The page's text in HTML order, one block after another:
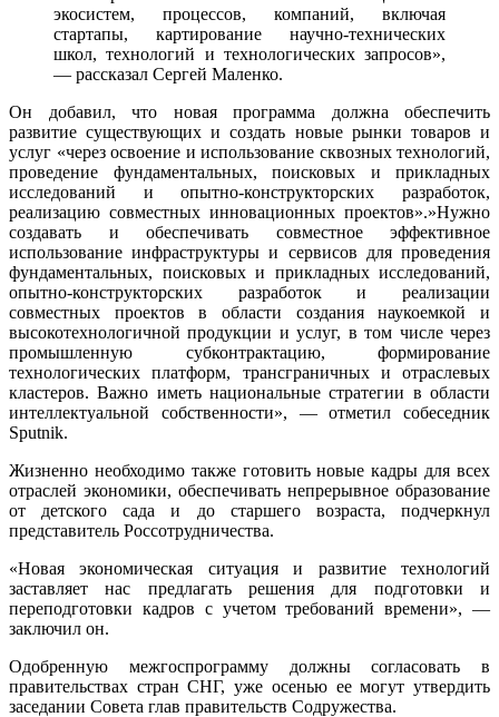
экосистем, процессов, компаний, включая
стартапы, картирование научно-технических
школ, технологий и технологических запросов»,
— рассказал Сергей Маленко.
Он добавил, что новая программа должна обеспечить
развитие существующих и создать новые рынки товаров и
услуг «через освоение и использование сквозных технологий,
проведение фундаментальных, поисковых и прикладных
исследований и опытно-конструкторских разработок,
реализацию совместных инновационных проектов».»Нужно
создавать и обеспечивать совместное эффективное
использование инфраструктуры и сервисов для проведения
фундаментальных, поисковых и прикладных исследований,
опытно-конструкторских разработок и реализации
совместных проектов в области создания наукоемкой и
высокотехнологичной продукции и услуг, в том числе через
промышленную субконтрактацию, формирование
технологических платформ, трансграничных и отраслевых
кластеров. Важно иметь национальные стратегии в области
интеллектуальной собственности», — отметил собеседник
Sputnik.
Жизненно необходимо также готовить новые кадры для всех
отраслей экономики, обеспечивать непрерывное образование
от детского сада и до старшего возраста, подчеркнул
представитель Россотрудничества.
«Новая экономическая ситуация и развитие технологий
заставляет нас предлагать решения для подготовки и
переподготовки кадров с учетом требований времени», —
заключил он.
Одобренную межгоспрограмму должны согласовать в
правительствах стран СНГ, уже осенью ее могут утвердить
заседании Совета глав правительств Содружества.